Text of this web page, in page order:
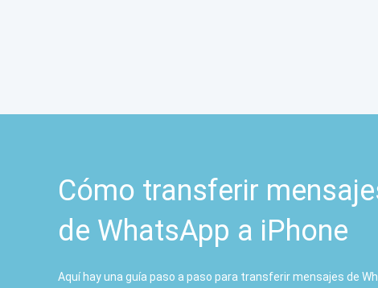
Cómo transferir
de WhatsApp a iPhone
Aquí hay una guía paso a paso para transferir mensajes de